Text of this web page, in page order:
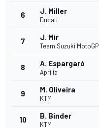
6 J. Miller
Ducati
7 J. Mir
Team Suzuki MotoGP
8 A. Espargaró
Aprilia
9 M. Oliveira
KTM
10 B. Binder
KTM